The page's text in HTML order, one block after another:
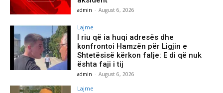
admin - August 6, 2026
Lajme
I riu që ia huqi adresës dhe
konfrontoi Hamzën për Ligjin e
Shtetësisë kërkon falje: E di që nuk
ështa faji i tij
admin - August 6, 2026
Lajme